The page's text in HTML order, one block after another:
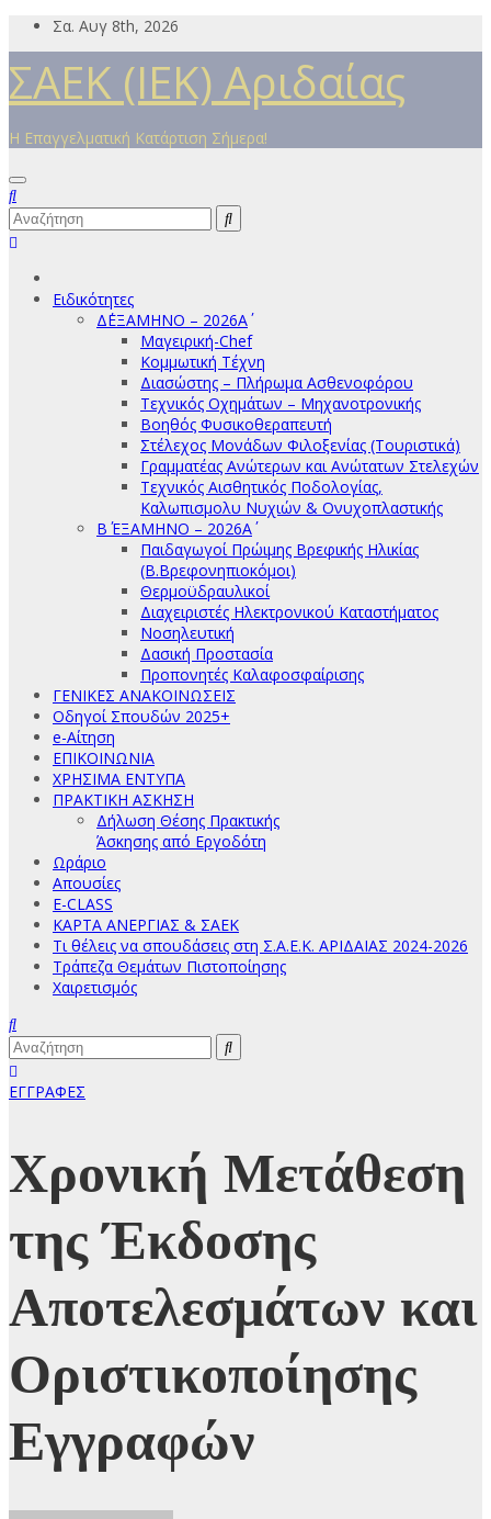
Μετάβαση
περιεχόμενο
Σα. Αυγ 8th, 2026
ΣΑΕΚ (ΙΕΚ) Αριδαίας
Η Επαγγελματική Κατάρτιση Σήμερα!
Ειδικότητες
Δ΄ΕΞΑΜΗΝΟ – 2026Α΄
Μαγειρική-Chef
Κομμωτική Τέχνη
Διασώστης – Πλήρωμα Ασθενοφόρου
Τεχνικός Οχημάτων – Μηχανοτρονικής
Βοηθός Φυσικοθεραπευτή
Στέλεχος Μονάδων Φιλοξενίας (Τουριστικά)
Γραμματέας Ανώτερων και Ανώτατων Στελεχών
Τεχνικός Αισθητικός Ποδολογίας,
Καλωπισμολυ Νυχιών & Ονυχοπλαστικής
Β΄ ΕΞΑΜΗΝΟ – 2026Α΄
Παιδαγωγοί Πρώιμης Βρεφικής Ηλικίας
(Β.Βρεφονηπιοκόμοι)
Θερμοϋδραυλικοί
Διαχειριστές Ηλεκτρονικού Καταστήματος
Νοσηλευτική
Δασική Προστασία
Προπονητές Καλαφοσφαίρισης
ΓΕΝΙΚΕΣ ΑΝΑΚΟΙΝΩΣΕΙΣ
Οδηγοί Σπουδών 2025+
e-Αίτηση
ΕΠΙΚΟΙΝΩΝΙΑ
ΧΡΗΣΙΜΑ ΕΝΤΥΠΑ
ΠΡΑΚΤΙΚΗ ΑΣΚΗΣΗ
Δήλωση Θέσης Πρακτικής
Άσκησης από Εργοδότη
Ωράριο
Απουσίες
E-CLASS
ΚΑΡΤΑ ΑΝΕΡΓΙΑΣ & ΣΑΕΚ
Τι θέλεις να σπουδάσεις στη Σ.Α.Ε.Κ. ΑΡΙΔΑΙΑΣ 2024-2026
Τράπεζα Θεμάτων Πιστοποίησης
Χαιρετισμός
ΕΓΓΡΑΦΕΣ
Χρονική Μετάθεση
της Έκδοσης
Αποτελεσμάτων και
Οριστικοποίησης
Εγγραφών